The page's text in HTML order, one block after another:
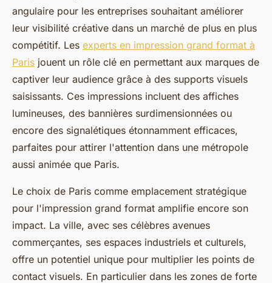
angulaire pour les entreprises souhaitant améliorer
leur visibilité créative dans un marché de plus en plus
compétitif. Les experts en impression grand format à
Paris jouent un rôle clé en permettant aux marques de
captiver leur audience grâce à des supports visuels
saisissants. Ces impressions incluent des affiches
lumineuses, des bannières surdimensionnées ou
encore des signalétiques étonnamment efficaces,
parfaites pour attirer l'attention dans une métropole
aussi animée que Paris.
Le choix de Paris comme emplacement stratégique
pour l'impression grand format amplifie encore son
impact. La ville, avec ses célèbres avenues
commerçantes, ses espaces industriels et culturels,
offre un potentiel unique pour multiplier les points de
contact visuels. En particulier dans les zones de forte